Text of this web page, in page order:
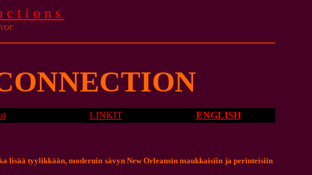
LINKIT ENGLISH
lisää tyylikkään, modernin sävyn New Orleansin maukkaisiin ja perinteisiin